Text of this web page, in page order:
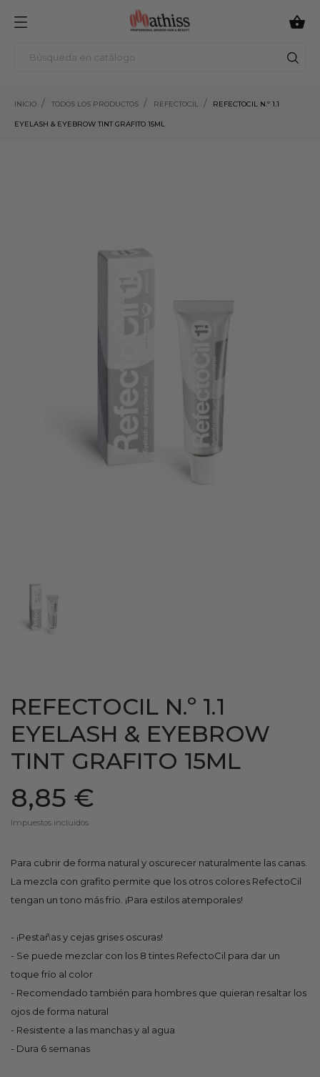

INICIO TODOS LOS PRODUCTOS REFECTOCIL REFECTOCIL N.º 1.1
EYELASH & EYEBROW TINT GRAFITO 15ML
REFECTOCIL N.º 1.1
EYELASH & EYEBROW
TINT GRAFITO 15ML
8,85 €
Impuestos incluidos
Para cubrir de forma natural y oscurecer naturalmente las canas.
La mezcla con grafito permite que los otros colores RefectoCil
tengan un tono más frío. ¡Para estilos atemporales!
- ¡Pestañas y cejas grises oscuras!
- Se puede mezclar con los 8 tintes RefectoCil para dar un
toque frío al color
- Recomendado también para hombres que quieran resaltar los
ojos de forma natural
- Resistente a las manchas y al agua
- Dura 6 semanas